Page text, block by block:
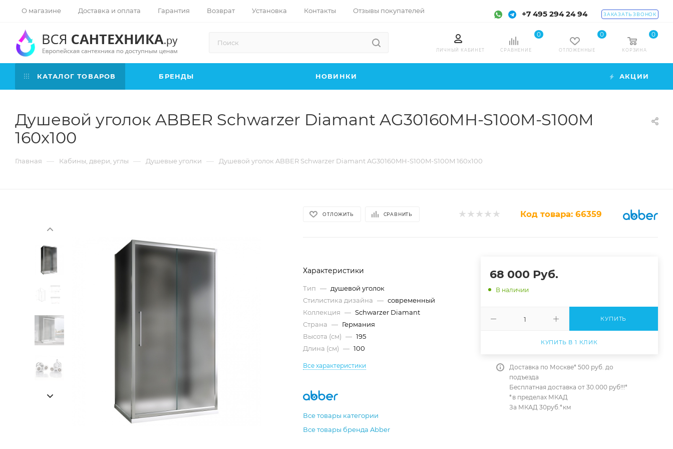
О магазине Доставка и оплата Гарантия Возврат Установка Контакты Отзывы покупателей +7 495 294 24 94 ЗАКАЗАТЬ ЗВОНОК
ЛИЧНЫЙ КАБИНЕТ СРАВНЕНИЕ
0
ОТЛОЖЕННЫЕ
0
КОРЗИНА
0
КАТАЛОГ ТОВАРОВ БРЕНДЫ НОВИНКИ АКЦИИ
Душевой уголок ABBER Schwarzer Diamant AG30160MH-S100M-S100M
160x100
Главная — Кабины, двери, углы — Душевые уголки — Душевой уголок ABBER Schwarzer Diamant AG30160MH-S100M-S100M 160x100
ОТЛОЖИТЬ СРАВНИТЬ Код товара: 66359
Характеристики
Тип — душевой уголок
Стилистика дизайна — современный
Коллекция — Schwarzer Diamant
Страна — Германия
Высота (см) — 195
Длина (см) — 100
Все характеристики
Все товары категории
Все товары бренда Abber
68 000 Руб.
В наличии
КУПИТЬ
КУПИТЬ В 1 КЛИК
Доставка по Москве* 500 руб. до
подъезда
Бесплатная доставка от 30.000 руб!!!*
*в пределах МКАД
За МКАД 30руб.*км